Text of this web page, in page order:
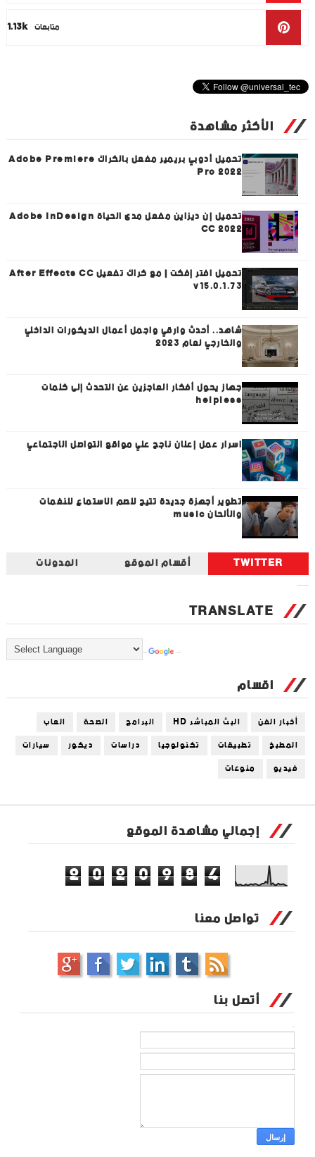
1.13k متابعات
الأكثر مشاهدة
تحميل أدوبي بريمير مفعل بالكراك Adobe Premiere
Pro 2022
تحميل إن ديزاين مفعل مدى الحياة Adobe InDesign
CC 2022
تحميل افتر إفكت | مع كراك تفعيل After Effects CC
v15.0.1.73
شاهد.. أحدث وارقي واجمل أعمال الديكورات الداخلي
والخارجي لعام 2023
جهاز يحول أفكار العاجزين عن التحدث إلى كلمات
helpless
اسرار عمل إعلان ناجح علي مواقع التواصل الاجتماعي
تطوير أجهزة جديدة تتيح للصم الاستماع للنغمات
والألحان music
TWITTER أقسام الموقع المدونات
TRANSLATE
اقسام
أخبار الفن البث المباشر HD البرامج الصحة
العاب
المطبخ
تطبيقات تكنولوجيا دراسات ديكور
سيارات
فيديو
منوعات
إجمالي مشاهدة الموقع
2 0 2 0 9 8 4
تواصل معنا
أتصل بنا